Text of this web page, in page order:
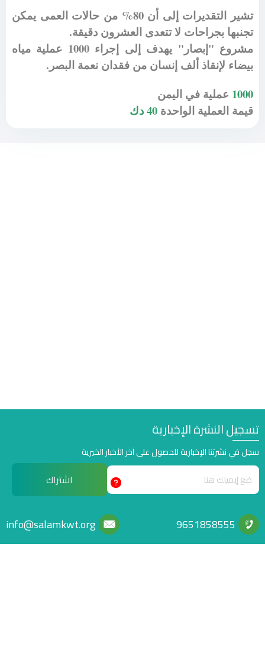
تشير التقديرات إلى أن 80% من حالات العمى يمكن
تجنبها بجراحات لا تتعدى العشرون دقيقة.
مشروع "إبصار" يهدف إلى إجراء 1000 عملية مياه
بيضاء لإنقاذ ألف إنسان من فقدان نعمة البصر.
1000عملية في اليمن
قيمة العملية الواحدة 40 دك
تسجيل النشرة الإخبارية
سجل في نشرتنا الإخبارية للحصول على آخر الأخبار الخيرية
اشتراك
9651858555
info@salamkwt.org